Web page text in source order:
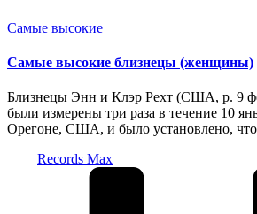
Опубликовано
Самые высокие
Самые высокие близнецы (женщины)
Близнецы Энн и Клэр Рехт (США, р. 9
были измерены три раза в течение 10
Орегоне, США, и было установлено,
Records Max